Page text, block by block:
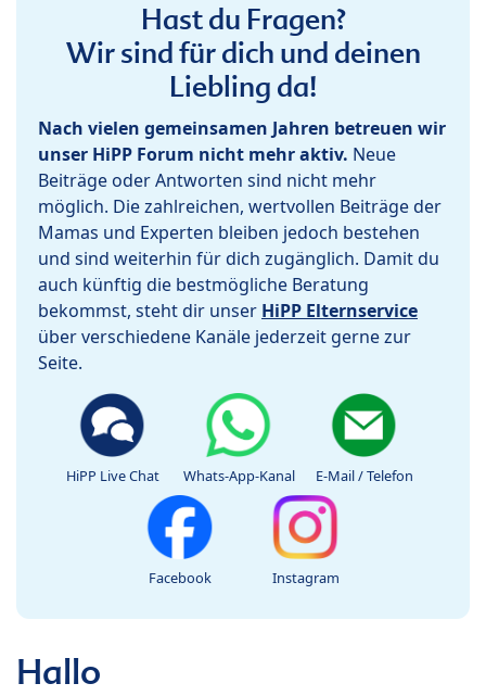
Hast du Fragen?
Wir sind für dich und deinen
Liebling da!
Nach vielen gemeinsamen Jahren betreuen wir
unser HiPP Forum nicht mehr aktiv. Neue
Beiträge oder Antworten sind nicht mehr
möglich. Die zahlreichen, wertvollen Beiträge der
Mamas und Experten bleiben jedoch bestehen
und sind weiterhin für dich zugänglich. Damit du
auch künftig die bestmögliche Beratung
bekommst, steht dir unser HiPP Elternservice
über verschiedene Kanäle jederzeit gerne zur
Seite.
HiPP Live Chat Whats-App-Kanal E-Mail / Telefon
Facebook Instagram
Hallo